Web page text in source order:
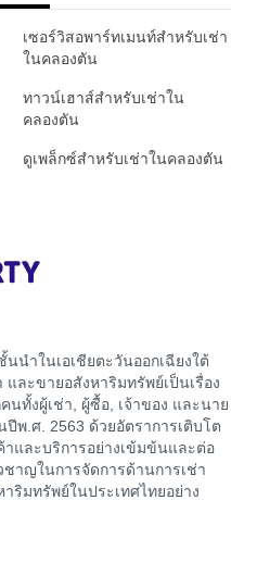
เซอร์วิสอพาร์ทเมนท์สำหรับเช่า
ในคลองตัน
ทาวน์เฮาส์สำหรับเช่าใน
คลองตัน
ดูเพล็กซ์สำหรับเช่าในคลองตัน
นำในเอเชียตะวันออกเฉียงใต้
และขายอสังหาริมทรัพย์เป็นเรื่อง
นทั้งผู้เช่า, ผู้ซื้อ, เจ้าของ และนาย
พ.ศ. 2563 ด้วยอัตราการเติบโต
และบริการอย่างเข้มข้นและต่อ
ชาญในการจัดการด้านการเช่า
ริมทรัพย์ในประเทศไทยอย่าง